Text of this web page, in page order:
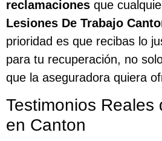
reclamaciones que
Lesiones De Trabajo
prioridad es que recibas lo
para tu recuperación, no
que la aseguradora quiera
Testimonios Reales
en Canton